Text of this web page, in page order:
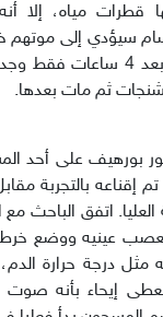
قطرات مياه، إلا
عندما عاد ليتفقدهم بعد 4
ثم مات بعدها.
بورهيف على أحد
تم إقناعه بالتجربة
اتفق الباحث
عينيه ووضع
مثل درجة حرارة
إيحاء بأنه صوت